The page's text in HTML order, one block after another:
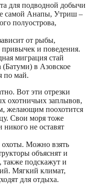
для подводной добычи
самой Анапы, Утриш –
полуострова,
от рыбы,
и поведения.
миграция стай
(Батуми) в Азовское
по май.
Вот эти отрезки
охотничьих заплывов,
желающим поохотится
Свои моря тоже
не оставят
охоты. Можно взять
объяснят и
также подскажут и
Мягкий климат,
для отдыха.